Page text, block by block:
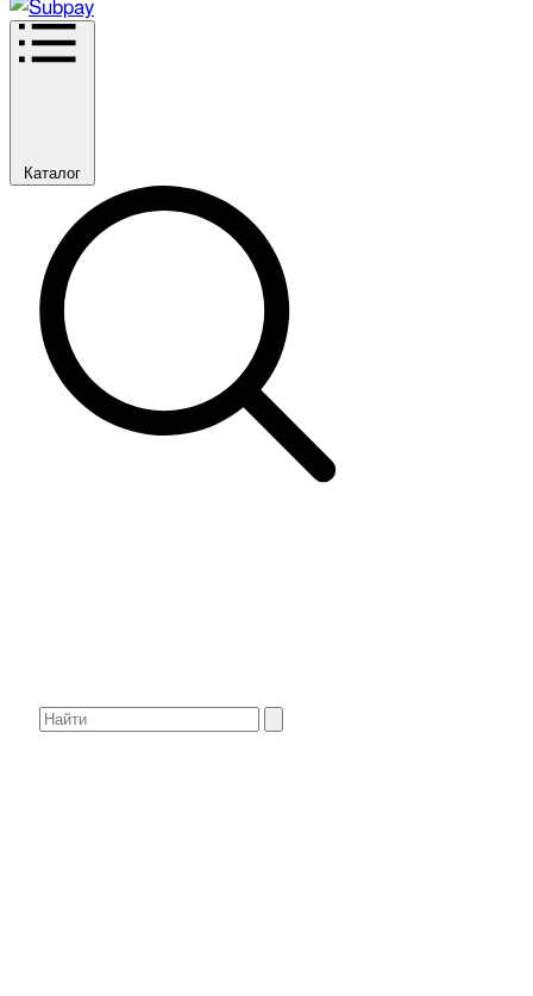
Каталог